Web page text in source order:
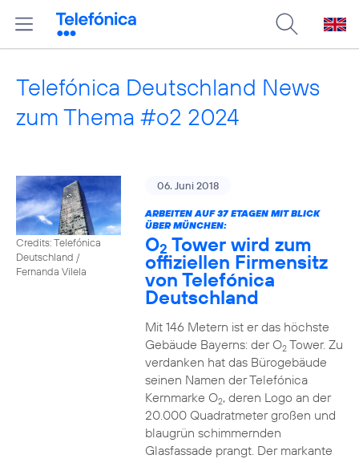
Telefónica Deutschland News
zum Thema #o2 2024
Credits: Telefónica
Deutschland /
Fernanda Vilela
06. Juni 2018
ARBEITEN AUF 37 ETAGEN MIT BLICK
ÜBER MÜNCHEN:
O2 Tower wird zum
offiziellen Firmensitz
von Telefónica
Deutschland
Mit 146 Metern ist er das höchste
Gebäude Bayerns: der O2Tower. Zu
verdanken hat das Bürogebäude
seinen Namen der Telefónica
Kernmarke O2, deren Logo an der
20.000 Quadratmeter großen und
blaugrün schimmernden
Glasfassade prangt. Der markante